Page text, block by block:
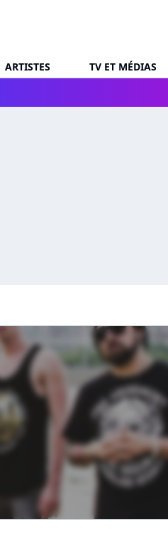
ARTISTES TV ET MÉDIAS